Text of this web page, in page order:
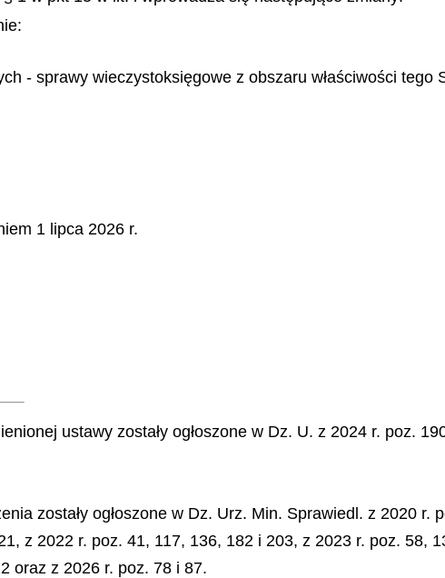
- sprawy wieczystoksięgowe z obszaru właściwości tego
1 lipca 2026 r.
ustawy zostały ogłoszone w Dz. U. z 2024 r. poz.
zostały ogłoszone w Dz. Urz. Min. Sprawiedl. z 2020 r.
z 2022 r. poz. 41, 117, 136, 182 i 203, z 2023 r. poz. 58,
oraz z 2026 r. poz. 78 i 87.